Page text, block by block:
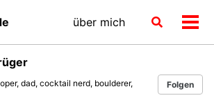
über mich
Toggle
dad, cocktail nerd, boulderer,
Folgen